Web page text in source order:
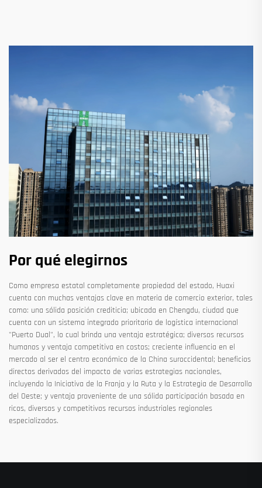
Por qué elegirnos
Como empresa estatal completamente propiedad del estado, Huaxi
cuenta con muchas ventajas clave en materia de comercio exterior, tales
como: una sólida posición crediticia; ubicada en Chengdu, ciudad que
cuenta con un sistema integrado prioritario de logística internacional
"Puerto Dual", lo cual brinda una ventaja estratégica; diversos recursos
humanos y ventaja competitiva en costos; creciente influencia en el
mercado al ser el centro económico de la China suroccidental; beneficios
directos derivados del impacto de varias estrategias nacionales,
incluyendo la Iniciativa de la Franja y la Ruta y la Estrategia de Desarrollo
del Oeste; y ventaja proveniente de una sólida participación basada en
ricos, diversos y competitivos recursos industriales regionales
especializados.